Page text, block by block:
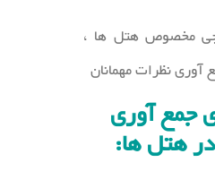
مخصوص هتل ها ،
نظرات مهمانان
جمع آوری
هتل ها: